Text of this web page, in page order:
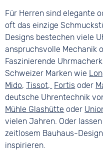
Für Herren sind elegante
oft das einzige
Designs bestechen viele
anspruchsvolle Mechanik
Faszinierende
Schweizer Marken wie
Mido,Tissot, Fortis oder
deutsche Uhrentechnik
Mühle Glashütte oder
vielen Jahren. Oder
zeitlosem Bauhaus-
inspirieren.